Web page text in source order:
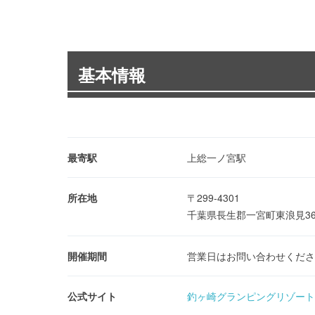
基本情報
最寄駅 上総一ノ宮駅
所在地
〒299-4301
千葉県長生郡一宮町東浪見
開催期間 営業日はお問い合わせくだ
公式サイト 釣ヶ崎グランピングリゾート